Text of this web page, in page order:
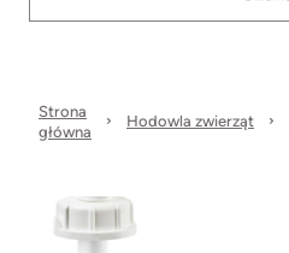
Strona
główna
Hodowla zwierząt